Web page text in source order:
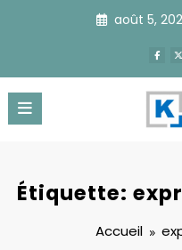
août 5,
Étiquette:
Accueil